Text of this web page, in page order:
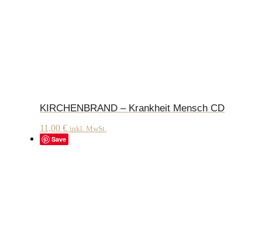
KIRCHENBRAND – Krankheit Mensch CD
11,00 € inkl. MwSt.
Save